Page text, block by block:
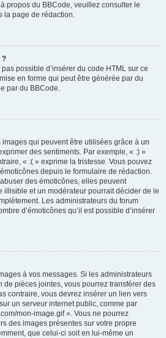
propos du BBCode, veuillez consulter le
la page de rédaction.
?
possible d’insérer du code HTML sur ce
en forme qui peut être générée par du
par du BBCode.
qui peuvent être utilisées grâce à un
des sentiments. Par exemple, « :) »
« :( » exprime la tristesse. Vous pouvez
depuis le formulaire de rédaction.
des émoticônes, elles peuvent
illisible et un modérateur pourrait décider de le
Les administrateurs du forum
d’émoticônes qu’il est possible d’insérer
à vos messages. Si les administrateurs
de pièces jointes, vous pourrez transférer des
contraire, vous devrez insérer un lien vers
un serveur internet public, comme par
mon-image.gif ». Vous ne pourrez
des images présentes sur votre propre
que celui-ci soit en lui-même un